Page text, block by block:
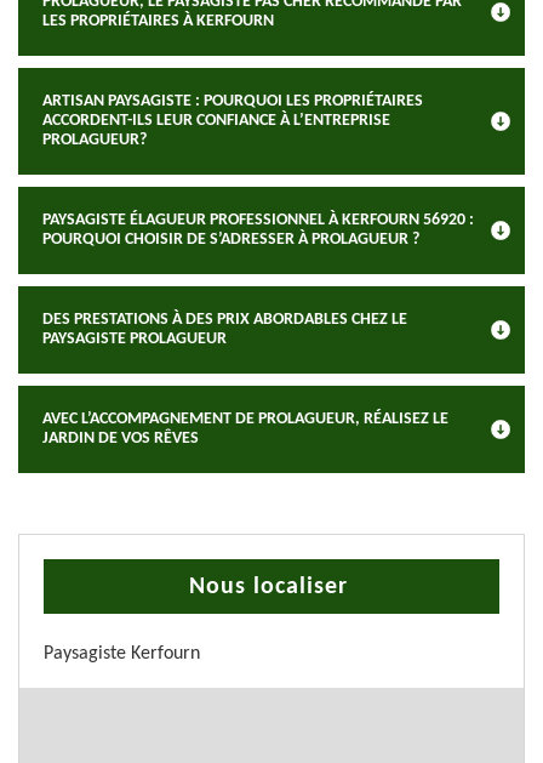
LES PROPRIÉTAIRES À KERFOURN
ARTISAN PAYSAGISTE : POURQUOI LES PROPRIÉTAIRES
ACCORDENT-ILS LEUR CONFIANCE À L’ENTREPRISE
PROLAGUEUR?
PAYSAGISTE ÉLAGUEUR PROFESSIONNEL À KERFOURN 56920 :
POURQUOI CHOISIR DE S’ADRESSER À PROLAGUEUR ?
DES PRESTATIONS À DES PRIX ABORDABLES CHEZ LE
PAYSAGISTE PROLAGUEUR
AVEC L’ACCOMPAGNEMENT DE PROLAGUEUR, RÉALISEZ LE
JARDIN DE VOS RÊVES
Nous localiser
Paysagiste Kerfourn